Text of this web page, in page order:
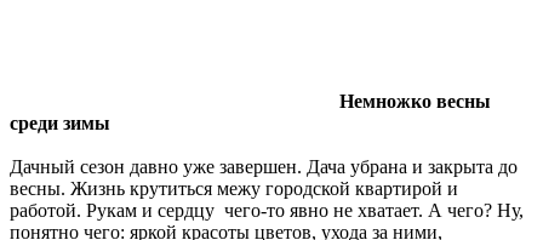
Немножко весны
среди зимы
Дачный сезон давно уже завершен. Дача убрана и закрыта до
весны. Жизнь крутиться межу городской квартирой и
работой. Рукам и сердцу чего-то явно не хватает. А чего? Ну,
понятно чего: яркой красоты цветов, ухода за ними,